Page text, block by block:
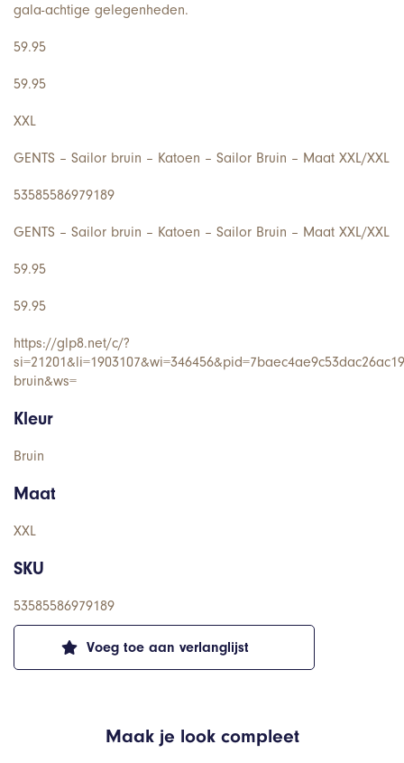
Voeg toe aan verlanglijst
gala-achtige gelegenheden.
59.95
59.95
XXL
GENTS – Sailor bruin – Katoen – Sailor Bruin – Maat XXL/XXL
53585586979189
GENTS – Sailor bruin – Katoen – Sailor Bruin – Maat XXL/XXL
59.95
59.95
https://glp8.net/c/?
bruin&ws=
Kleur
Bruin
Maat
XXL
SKU
53585586979189
Maak je look compleet